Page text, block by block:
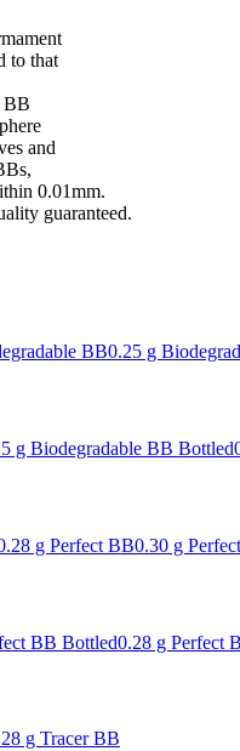
to that
BB
and
0.01mm.
guaranteed.
BB0.25 g
g Biodegradable BB Bottled
g Perfect BB0.30 g
BB Bottled0.28 g Perfect
g Tracer BB